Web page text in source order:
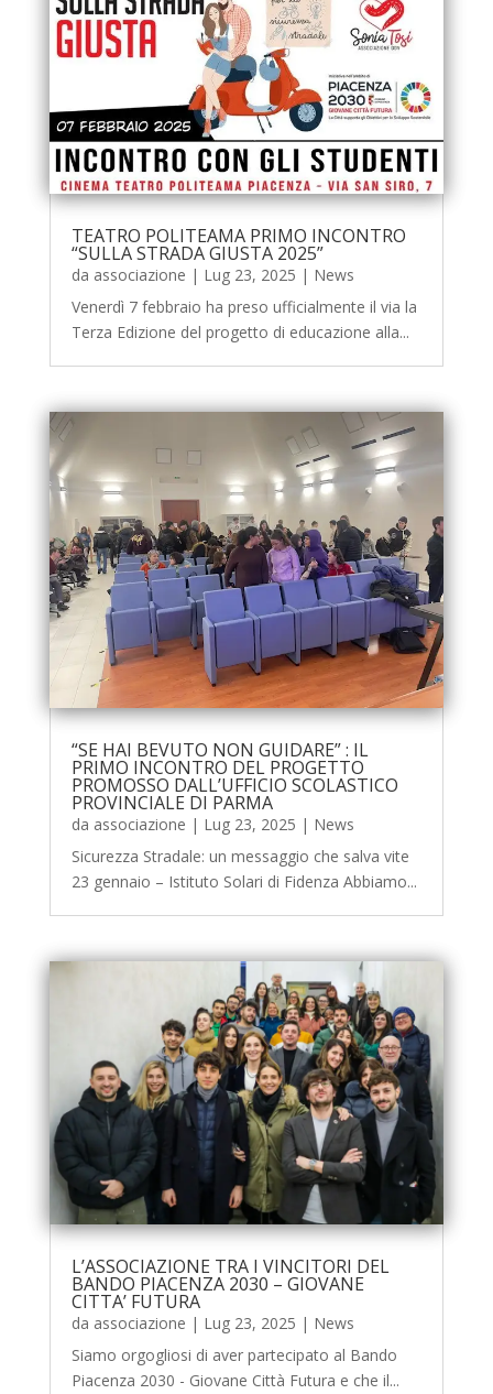
TEATRO POLITEAMA PRIMO INCONTRO
“SULLA STRADA GIUSTA 2025”
da associazione | Lug 23, 2025 | News
Venerdì 7 febbraio ha preso ufficialmente il via la
Terza Edizione del progetto di educazione alla...
“SE HAI BEVUTO NON GUIDARE” : IL
PRIMO INCONTRO DEL PROGETTO
PROMOSSO DALL’UFFICIO SCOLASTICO
PROVINCIALE DI PARMA
da associazione | Lug 23, 2025 | News
Sicurezza Stradale: un messaggio che salva vite
23 gennaio – Istituto Solari di Fidenza Abbiamo...
L’ASSOCIAZIONE TRA I VINCITORI DEL
BANDO PIACENZA 2030 – GIOVANE
CITTA’ FUTURA
da associazione | Lug 23, 2025 | News
Siamo orgogliosi di aver partecipato al Bando
Piacenza 2030 - Giovane Città Futura e che il...